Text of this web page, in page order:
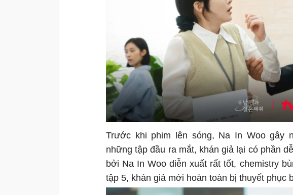
Trước khi phim lên sóng, Na In Woo gây
những tập đầu ra mắt, khán giả lại có phần
bởi Na In Woo diễn xuất rất tốt, chemistry
tập 5, khán giả mới hoàn toàn bị thuyết phục